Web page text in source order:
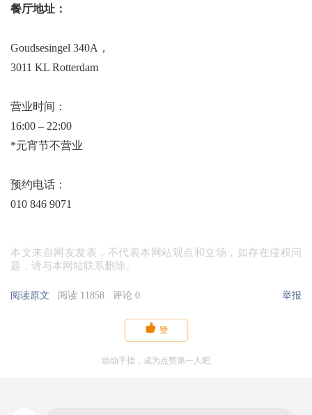
餐厅地址：
Goudsesingel 340A，
3011 KL Rotterdam
营业时间：
16:00 – 22:00
*元宵节不营业
预约电话：
010 846 9071
本文来自网友发表，不代表本网站观点和立场，如存在侵权问
题，请与本网站联系删除。
阅读原文 阅读 11858 评论 0 举报
 赞
动动手指，成为点赞第一人吧